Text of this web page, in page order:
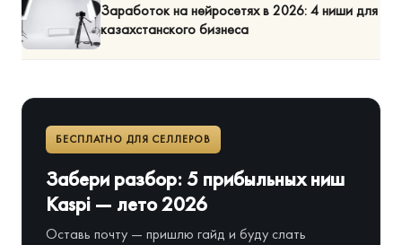
Заработок на нейросетях в 2026: 4 ниши для
казахстанского бизнеса
БЕСПЛАТНО ДЛЯ СЕЛЛЕРОВ
Забери разбор: 5 прибыльных ниш
Kaspi — лето 2026
Оставь почту — пришлю гайд и буду слать